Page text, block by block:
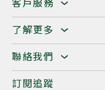
客戶服務
了解更多
聯絡我們
訂閱追蹤